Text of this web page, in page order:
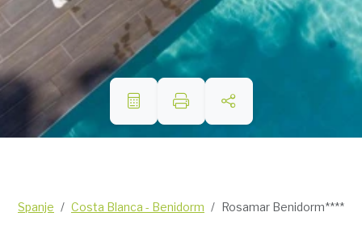
Spanje Costa Blanca - Benidorm Rosamar Benidorm****